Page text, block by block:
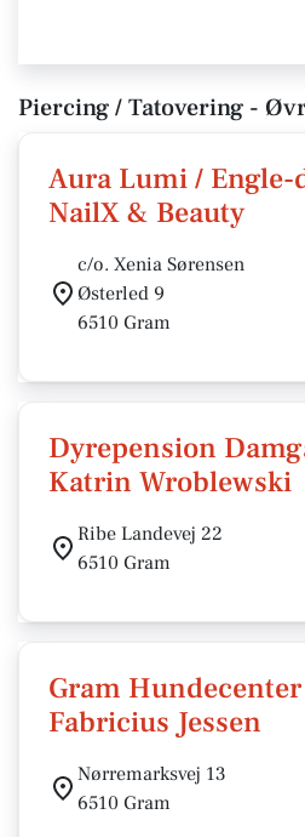
Piercing / Tatovering -
Aura Lumi /
NailX & Beauty
c/o. Xenia Sørensen
Østerled 9
6510 Gram
Dyrepension
Katrin Wroblewski
Ribe Landevej 22
6510 Gram
Gram
Fabricius Jessen
Nørremarksvej 13
6510 Gram